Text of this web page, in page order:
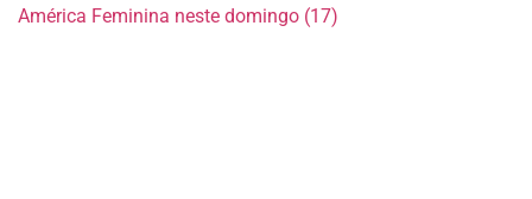
América Feminina neste domingo (17)